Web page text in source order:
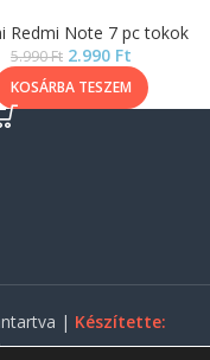
Redmi Note 7 pc tokok
5.990Ft 2.990 Ft
KOSÁRBA TESZEM
| Készítette: